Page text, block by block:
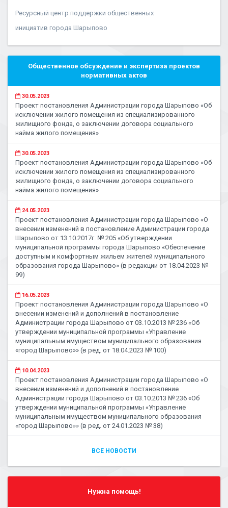
Ресурсный центр поддержки общественных
инициатив города Шарыпово
Общественное обсуждение и экспертиза проектов
нормативных актов
30.05.2023
Проект постановления Администрации города Шарыпово «Об
исключении жилого помещения из специализированного
жилищного фонда, о заключении договора социального
найма жилого помещения»
30.05.2023
Проект постановления Администрации города Шарыпово «Об
исключении жилого помещения из специализированного
жилищного фонда, о заключении договора социального
найма жилого помещения»
24.05.2023
Проект постановления Администрации города Шарыпово «О
внесении изменений в постановление Администрации города
Шарыпово от 13.10.2017г. № 205 «Об утверждении
муниципальной программы города Шарыпово «Обеспечение
доступным и комфортным жильем жителей муниципального
образования города Шарыпово» (в редакции от 18.04.2023 №
99)
16.05.2023
Проект постановления Администрации города Шарыпово «О
внесении изменений и дополнений в постановление
Администрации города Шарыпово от 03.10.2013 № 236 «Об
утверждении муниципальной программы «Управление
муниципальным имуществом муниципального образования
«город Шарыпово»» (в ред. от 18.04.2023 № 100)
10.04.2023
Проект постановления Администрации города Шарыпово «О
внесении изменений и дополнений в постановление
Администрации города Шарыпово от 03.10.2013 № 236 «Об
утверждении муниципальной программы «Управление
муниципальным имуществом муниципального образования
«город Шарыпово»» (в ред. от 24.01.2023 № 38)
ВСЕ НОВОСТИ
Нужна помощь!